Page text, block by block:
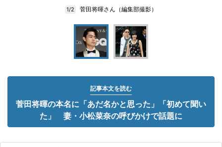
1/2 菅田将暉さん（編集部撮影）
記事本文を読む
菅田将暉の本名に「あだ名かと思った」「初めて聞い
た」 妻・小松菜奈の呼びかけで話題に